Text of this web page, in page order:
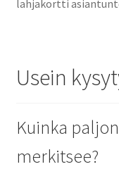
lahjakortti
Usein
Kuinka
merkitsee?